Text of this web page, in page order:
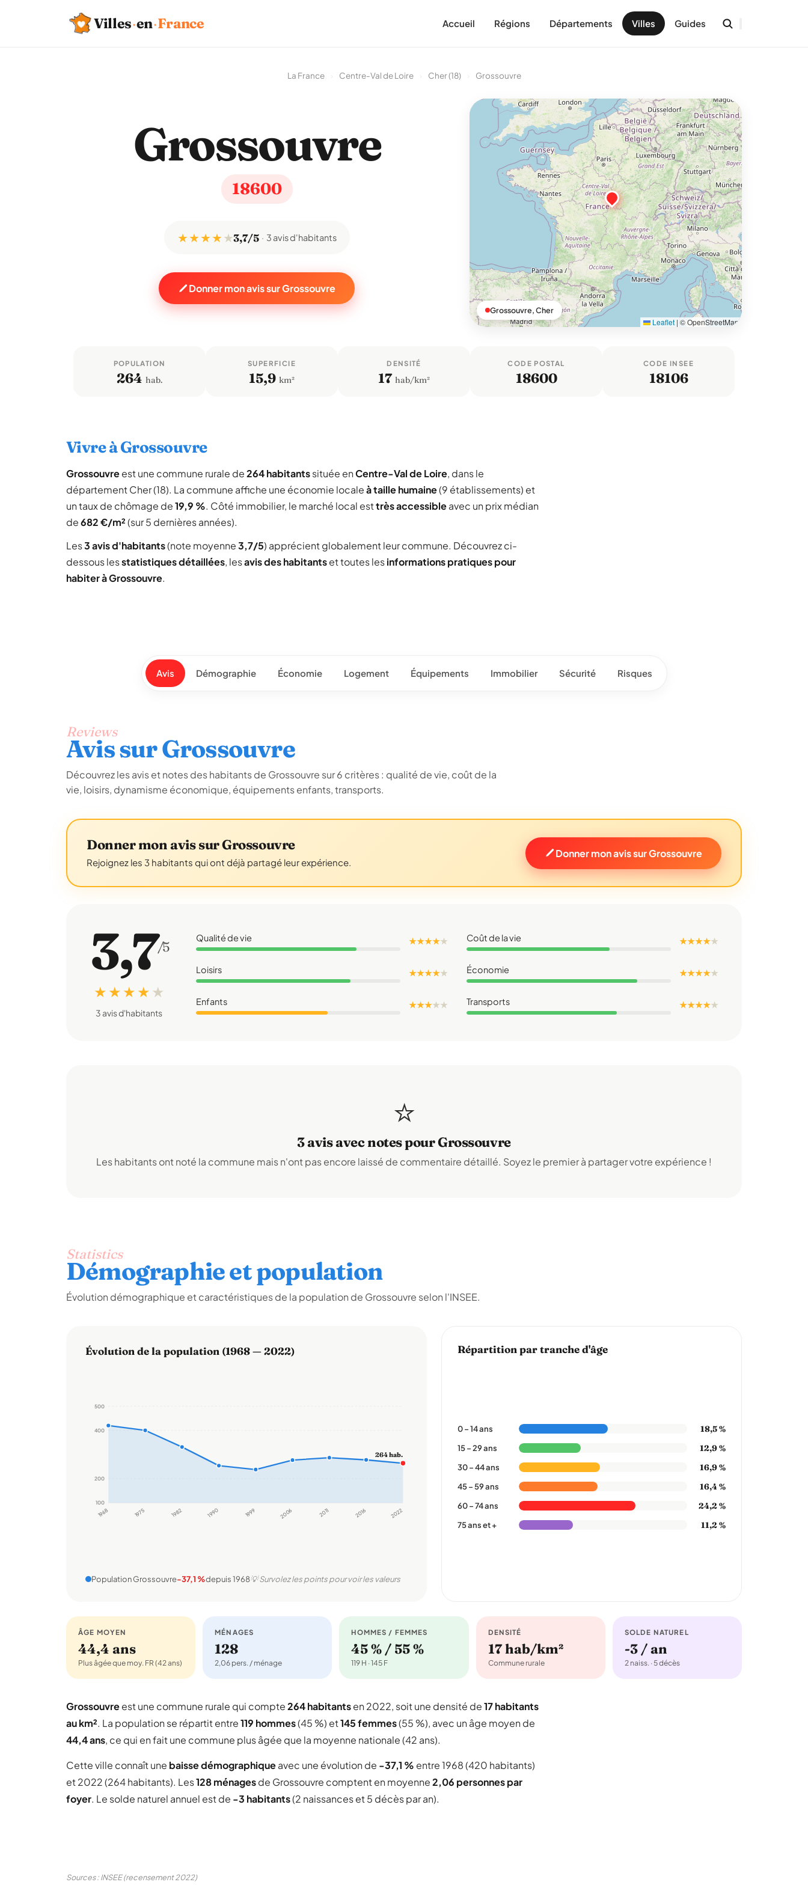
Villes·en·France Accueil Régions Départements Villes Guides
La France Centre-Val de Loire Cher (18) Grossouvre
Grossouvre
18600
★ ★ ★ ★★3,7/5 3 avis d'habitants
Donner mon avis sur Grossouvre
Leaflet | © OpenStreetMap
Grossouvre, Cher
POPULATION
264 hab.
SUPERFICIE
15,9 km²
DENSITÉ
17 hab/km²
CODE POSTAL
18600
CODE INSEE
18106
Vivre à Grossouvre
Grossouvreest une commune rurale de264 habitantssituée enCentre-Val de Loire, dans le
département Cher (18). La commune affiche une économie localeà taille humaine(9 établissements) et
un taux de chômage de19,9 %. Côté immobilier, le marché local esttrès accessibleavec un prix médian
de682 €/m²(sur 5 dernières années).
Les3 avis d'habitants(note moyenne3,7/5) apprécient globalement leur commune. Découvrez ci-
dessous lesstatistiques détaillées, lesavis des habitantset toutes lesinformations pratiques pour
habiter à Grossouvre.
Avis Démographie Économie Logement Équipements Immobilier Sécurité Risques
Reviews
Avis sur Grossouvre
Découvrez les avis et notes des habitants de Grossouvre sur 6 critères : qualité de vie, coût de la
vie, loisirs, dynamisme économique, équipements enfants, transports.
Donner mon avis sur Grossouvre
Rejoignez les 3 habitants qui ont déjà partagé leur expérience.
Donner mon avis sur Grossouvre
3,7/5
★ ★ ★ ★ ★
3 avis d'habitants
Qualité de vie ★ ★ ★ ★★ Coût de la vie ★ ★ ★ ★★
Loisirs ★ ★ ★ ★★ Économie ★ ★ ★ ★★
Enfants ★ ★ ★★★ Transports ★ ★ ★ ★★
⭐
3 avis avec notes pour Grossouvre
Les habitants ont noté la commune mais n'ont pas encore laissé de commentaire détaillé. Soyez le premier à partager votre expérience !
Statistics
Démographie et population
Évolution démographique et caractéristiques de la population de Grossouvre selon l'INSEE.
Évolution de la population (1968 — 2022)
100
200
400
500
1968 1975 1982 1990 1999 2006 2011 2016 2022
264 hab.
Population Grossouvre-37,1 %depuis 1968💡 Survolez les points pour voir les valeurs
Répartition par tranche d'âge
0 – 14 ans 18,5 %
15 – 29 ans 12,9 %
30 – 44 ans 16,9 %
45 – 59 ans 16,4 %
60 – 74 ans 24,2 %
75 ans et + 11,2 %
ÂGE MOYEN
44,4 ans
Plus âgée que moy. FR (42 ans)
MÉNAGES
128
2,06 pers. / ménage
HOMMES / FEMMES
45 % / 55 %
119 H · 145 F
DENSITÉ
17 hab/km²
Commune rurale
SOLDE NATUREL
-3 / an
2 naiss. · 5 décès
Grossouvreest une commune rurale qui compte264 habitantsen 2022, soit une densité de17 habitants
au km². La population se répartit entre119 hommes(45 %) et145 femmes(55 %), avec un âge moyen de
44,4 ans, ce qui en fait une commune plus âgée que la moyenne nationale (42 ans).
Cette ville connaît une baisse démographiqueavec une évolution de -37,1 % entre 1968 (420 habitants)
et 2022 (264 habitants). Les128 ménagesde Grossouvre comptent en moyenne2,06 personnes par
foyer. Le solde naturel annuel est de -3 habitants(2 naissances et 5 décès par an).
Sources : INSEE (recensement 2022)